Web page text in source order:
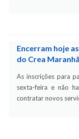
Encerram hoje
do Crea
As inscrições para
sexta-feira e não
contratar novos